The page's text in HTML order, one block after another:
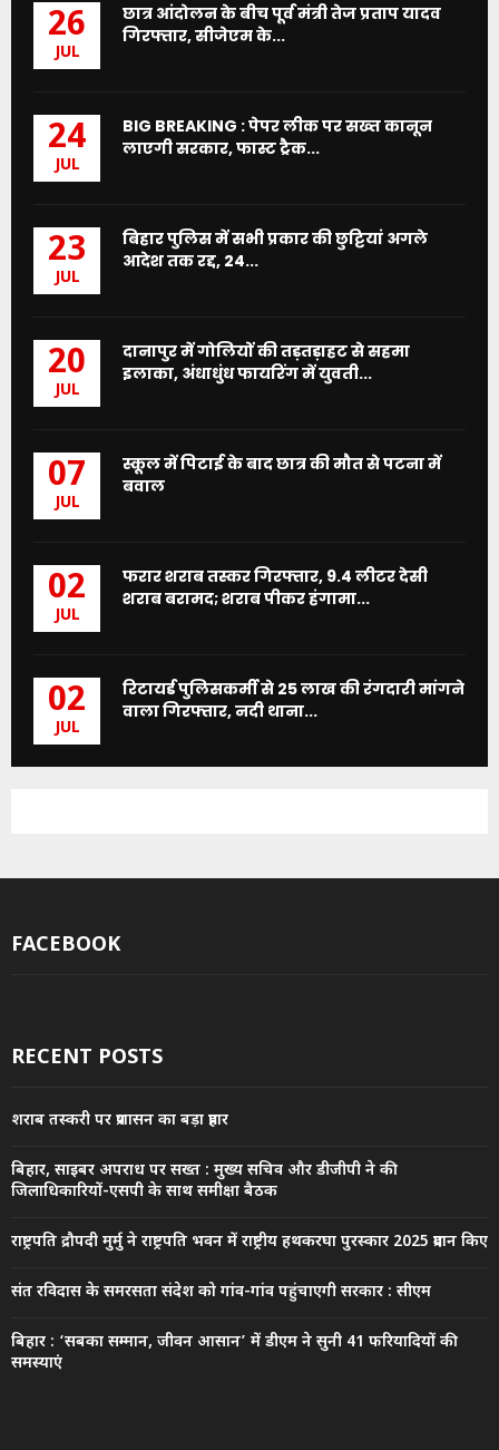
26
JUL
छात्र आंदोलन के बीच पूर्व मंत्री तेज प्रताप यादव
गिरफ्तार, सीजेएम के...
24
JUL
BIG BREAKING : पेपर लीक पर सख्त कानून
लाएगी सरकार, फास्ट ट्रैक...
23
JUL
बिहार पुलिस में सभी प्रकार की छुट्टियां अगले
आदेश तक रद्द, 24...
20
JUL
दानापुर में गोलियों की तड़तड़ाहट से सहमा
इलाका, अंधाधुंध फायरिंग में युवती...
07
JUL
स्कूल में पिटाई के बाद छात्र की मौत से पटना में
बवाल
02
JUL
फरार शराब तस्कर गिरफ्तार, 9.4 लीटर देसी
शराब बरामद; शराब पीकर हंगामा...
02
JUL
रिटायर्ड पुलिसकर्मी से 25 लाख की रंगदारी मांगने
वाला गिरफ्तार, नदी थाना...
FACEBOOK
RECENT POSTS
शराब तस्करी पर प्रशासन का बड़ा प्रहार
बिहार, साइबर अपराध पर सख्त : मुख्य सचिव और डीजीपी ने की
जिलाधिकारियों-एसपी के साथ समीक्षा बैठक
राष्ट्रपति द्रौपदी मुर्मु ने राष्ट्रपति भवन में राष्ट्रीय हथकरघा पुरस्कार 2025 प्रदान किए
संत रविदास के समरसता संदेश को गांव-गांव पहुंचाएगी सरकार : सीएम
बिहार : ‘सबका सम्मान, जीवन आसान’ में डीएम ने सुनी 41 फरियादियों की
समस्याएं